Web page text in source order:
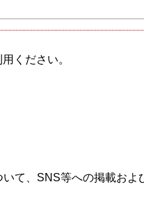
ください。
て、SNS等への掲載およ